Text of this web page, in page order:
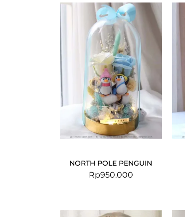
NORTH POLE PENGUIN
Rp950.000
Original